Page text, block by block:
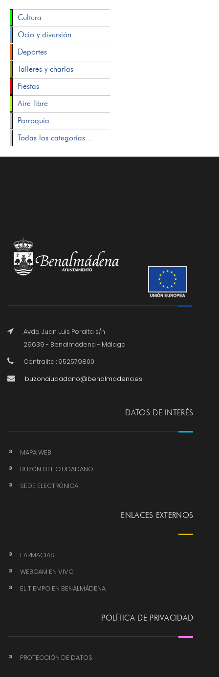
Cultura
Ocio y diversión
Deportes
Talleres y charlas
Fiestas
Aire libre
Parroquia
Todas las categorías...
Avda. Juan Luis Peralta s/n
29639 - Benalmádena - Málaga
Centralita : 952579800
buzonciudadano@benalmadena.es
DATOS DE INTERÉS
MAPA WEB
BUZÓN DEL CIUDADANO
SEDE ELECTRÓNICA
ENLACES EXTERNOS
FARMACIAS
WEBCAM EN VIVO
EL TIEMPO EN BENALMÁDENA
POLÍTICA DE PRIVACIDAD
PROTECCIÓN DE DATOS